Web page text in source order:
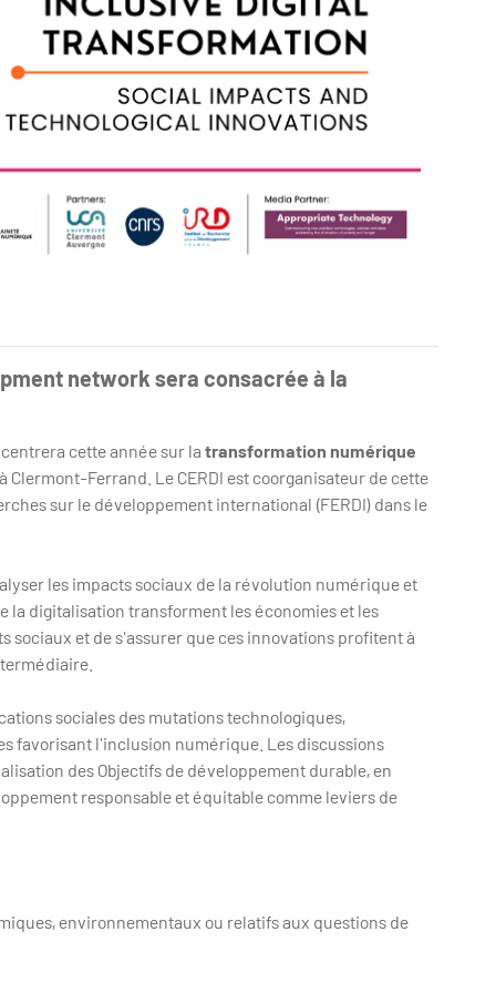
network sera consacrée à la
cette année sur la transformation numérique
à Clermont-Ferrand. Le CERDI est coorganisateur de cette
sur le développement international (FERDI) dans le
les impacts sociaux de la révolution numérique et
la digitalisation transforment les économies et les
et de s'assurer que ces innovations profitent à
sociales des mutations technologiques,
favorisant l'inclusion numérique. Les discussions
des Objectifs de développement durable, en
responsable et équitable comme leviers de
environnementaux ou relatifs aux questions de